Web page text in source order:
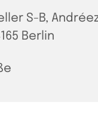
S-B,
Berlin